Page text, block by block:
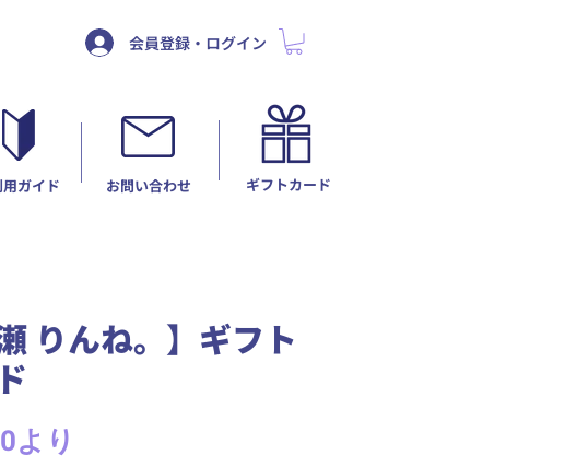
ギフトカード
​お問い合わせ
ガイド
会員登録・ログイン
瀬 りんね。】ギフト
より